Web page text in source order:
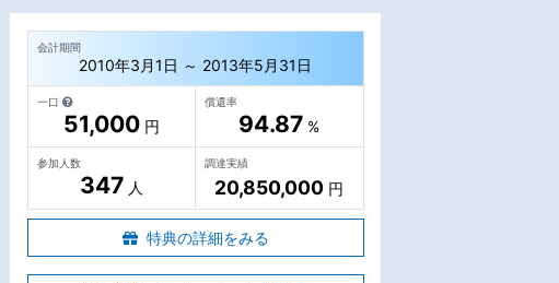
会計期間
2010年3月1日 ～ 2013年5月31日
一口
51,000円
償還率
94.87 %
参加人数
347 人
調達実績
20,850,000 円
特典の詳細をみる